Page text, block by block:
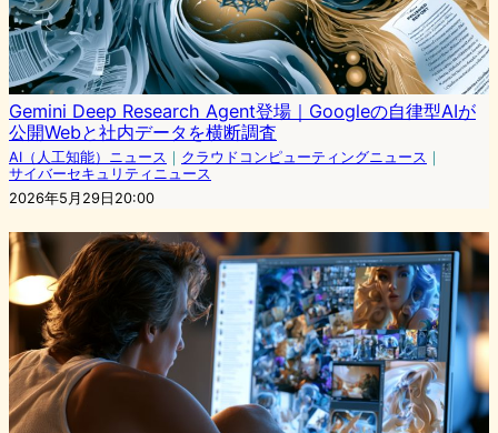
Gemini Deep Research Agent登場｜Googleの自律型AIが
公開Webと社内データを横断調査
AI（人工知能）ニュース ｜ クラウドコンピューティングニュース ｜
サイバーセキュリティニュース
2026年5月29日20:00